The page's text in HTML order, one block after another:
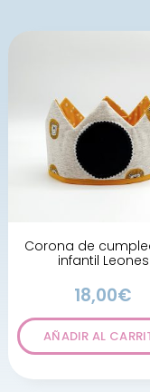
Corona de
infantil Leones
18,00€
AÑADIR AL